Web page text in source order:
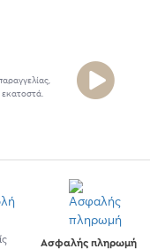
Ασφαλής πληρωμή